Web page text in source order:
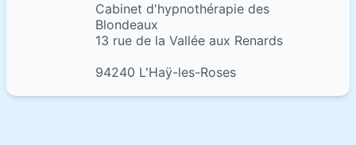
Cabinet d'hypnothérapie des
Blondeaux
13 rue de la Vallée aux Renards
94240 L'Haÿ-les-Roses